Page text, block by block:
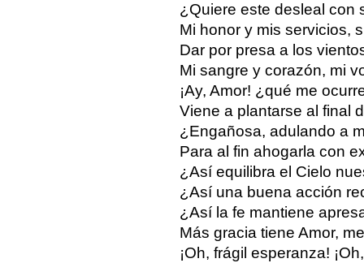
¿Quiere este desleal con
Mi honor y mis servicios,
Dar por presa a los
Mi sangre y corazón, mi
¡Ay, Amor! ¿qué me
Viene a plantarse al final
¿Engañosa, adulando a
Para al fin ahogarla con
¿Así equilibra el Cielo
¿Así una buena acción
¿Así la fe mantiene
Más gracia tiene Amor,
¡Oh, frágil esperanza!